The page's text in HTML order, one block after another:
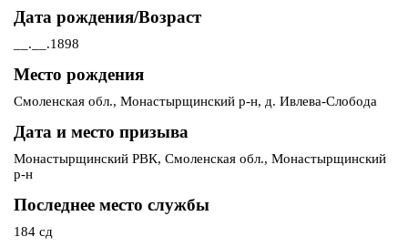
Дата рождения/Возраст
__.__.1898
Место рождения
Смоленская обл., Монастырщинский р-н, д. Ивлева-Слобода
Дата и место призыва
Монастырщинский РВК, Смоленская обл., Монастырщинский
р-н
Последнее место службы
184 сд